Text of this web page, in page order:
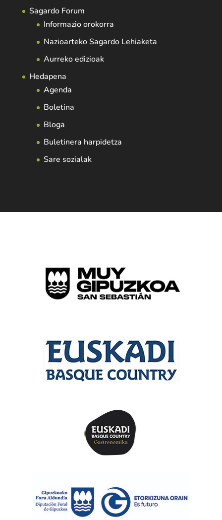
Sagardo Forum
Informazio orokorra
Nazioarteko Sagardo Lehiaketa
Aurreko edizioak
Hedapena
Agenda
Boletina
Bloga
Buletinera harpidetza
Sare sozialak